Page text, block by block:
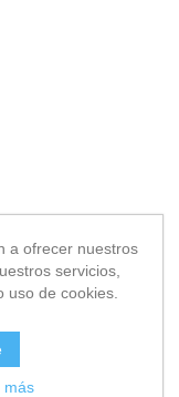
a ofrecer nuestros
servicios,
uso de cookies.
más